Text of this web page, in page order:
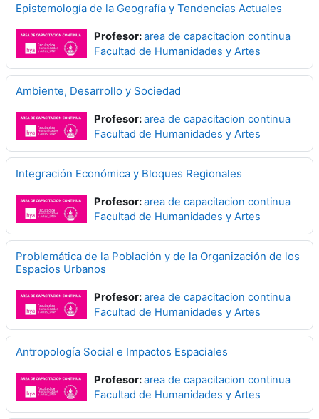
Epistemología de la Geografía y Tendencias Actuales
Profesor:area de capacitacion continua
Facultad de Humanidades y Artes
Ambiente, Desarrollo y Sociedad
Profesor:area de capacitacion continua
Facultad de Humanidades y Artes
Integración Económica y Bloques Regionales
Profesor:area de capacitacion continua
Facultad de Humanidades y Artes
Problemática de la Población y de la Organización de los
Espacios Urbanos
Profesor:area de capacitacion continua
Facultad de Humanidades y Artes
Antropología Social e Impactos Espaciales
Profesor:area de capacitacion continua
Facultad de Humanidades y Artes